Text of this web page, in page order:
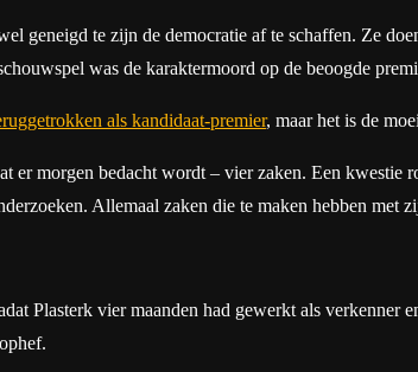
geneigd te zijn de democratie af te schaffen. Ze
was de karaktermoord op de beoogde
als kandidaat-premier, maar het is de
morgen bedacht wordt – vier zaken. Een kwestie
Allemaal zaken die te maken hebben met
Plasterk vier maanden had gewerkt als